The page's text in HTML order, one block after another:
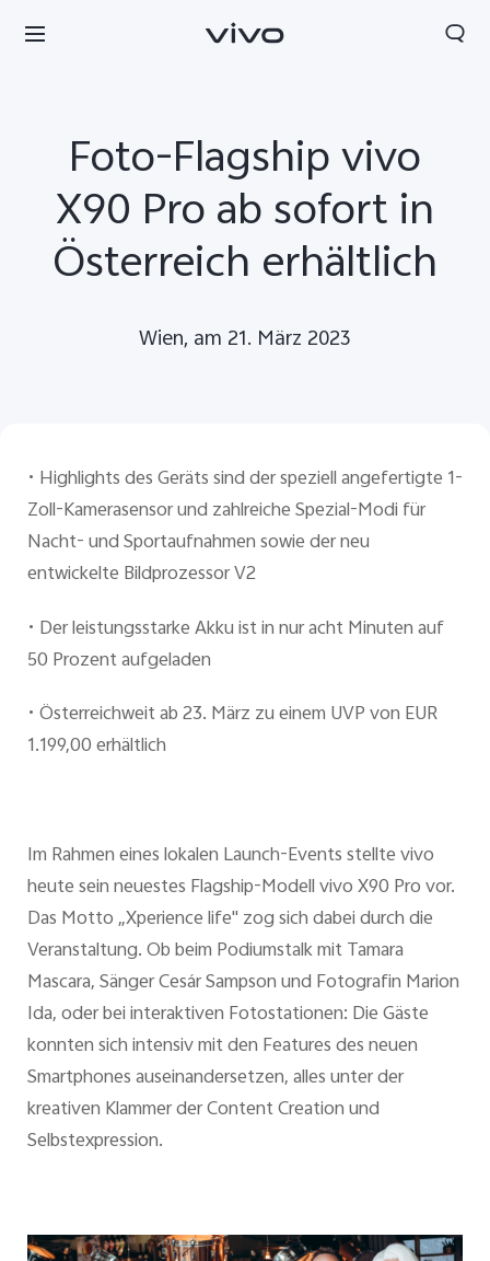
Österreich | Land/Region auswählen
Foto-Flagship vivo
X90 Pro ab sofort in
Österreich erhältlich
Wien, am 21. März 2023
• Highlights des Geräts sind der speziell angefertigte 1-
Zoll-Kamerasensor und zahlreiche Spezial-Modi für
Nacht- und Sportaufnahmen sowie der neu
entwickelte Bildprozessor V2
• Der leistungsstarke Akku ist in nur acht Minuten auf
50 Prozent aufgeladen
• Österreichweit ab 23. März zu einem UVP von EUR
1.199,00 erhältlich
Im Rahmen eines lokalen Launch-Events stellte vivo
heute sein neuestes Flagship-Modell vivo X90 Pro vor.
Das Motto „Xperience life" zog sich dabei durch die
Veranstaltung. Ob beim Podiumstalk mit Tamara
Mascara, Sänger Cesár Sampson und Fotografin Marion
Ida, oder bei interaktiven Fotostationen: Die Gäste
konnten sich intensiv mit den Features des neuen
Smartphones auseinandersetzen, alles unter der
kreativen Klammer der Content Creation und
Selbstexpression.